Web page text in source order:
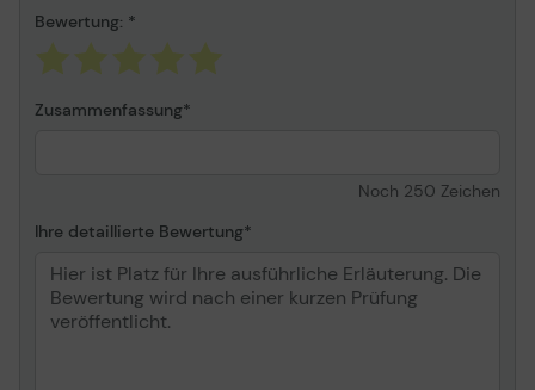
Bewertung:
Zusammenfassung
Noch 250 Zeichen
Ihre detaillierte Bewertung